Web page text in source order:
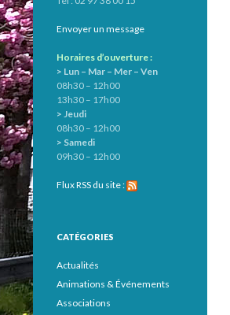
Envoyer un message
Horaires d’ouverture :
> Lun – Mar – Mer – Ven
08h30 – 12h00
13h30 – 17h00
> Jeudi
08h30 – 12h00
> Samedi
09h30 – 12h00
Flux RSS du site :
CATÉGORIES
Actualités
Animations & Événements
Associations